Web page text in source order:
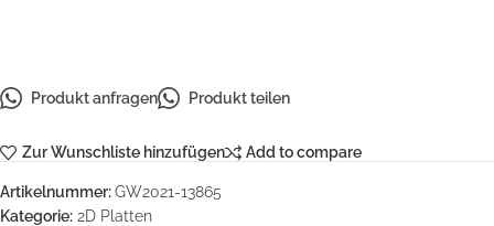
Produkt anfragen Produkt teilen
Zur Wunschliste hinzufügen Add to compare
Artikelnummer:GW2021-13865
Kategorie: 2D Platten